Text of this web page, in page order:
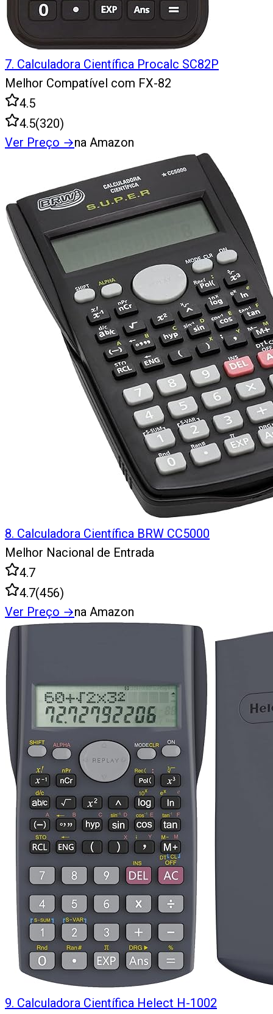
7. Calculadora Científica Procalc SC82P
Melhor Compatível com FX-82
4.5
4.5(320)
Ver Preço →na Amazon
8. Calculadora Científica BRW CC5000
Melhor Nacional de Entrada
4.7
4.7(456)
Ver Preço →na Amazon
9. Calculadora Científica Helect H-1002